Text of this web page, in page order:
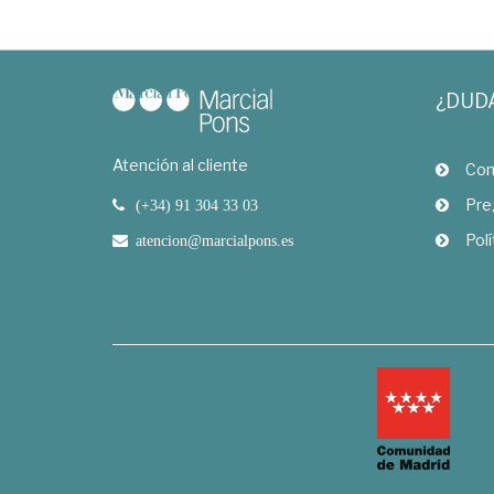
Atención al cliente
(+34) 91 304 33 03
atencion@marcialpons.es